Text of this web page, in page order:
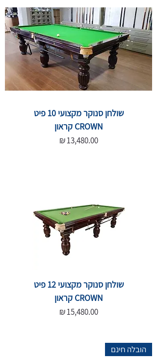
שולחן סנוקר מקצועי 10 פיט
CROWN קראון
מחיר‏13,480.00 ‏₪
שולחן סנוקר מקצועי 12 פיט
CROWN קראון
מחיר‏15,480.00 ‏₪
הובלה חינם